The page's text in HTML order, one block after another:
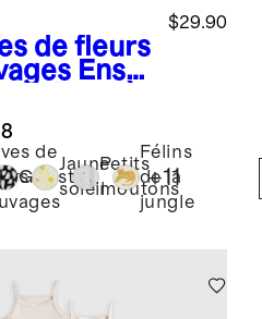
de fleurs
Ense
et
en
$29.90
de
Ghosts
Jaune
soleil
Petits
moutons
Félins
de la
jungle
+11